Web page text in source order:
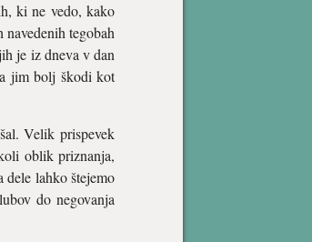
ki ne vedo, kako
tegobah
je iz dneva v dan
jim bolj škodi kot
Velik prispevek
oblik priznanja,
dele lahko štejemo
do negovanja